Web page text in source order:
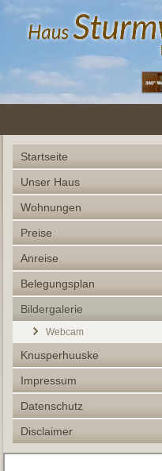
Startseite
Unser Haus
Wohnungen
Preise
Anreise
Belegungsplan
Bildergalerie
Webcam
Knusperhuuske
Impressum
Datenschutz
Disclaimer